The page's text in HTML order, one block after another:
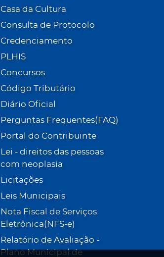
Casa da Cultura
Consulta de Protocolo
Credenciamento
PLHIS
Concursos
Código Tributário
Diário Oficial
Perguntas Frequentes(FAQ)
Portal do Contribuinte
Lei - direitos das pessoas
com neoplasia
Licitações
Leis Municipais
Nota Fiscal de Serviços
Eletrônica(NFS-e)
Relatório de Avaliação -
Plano Municipal de